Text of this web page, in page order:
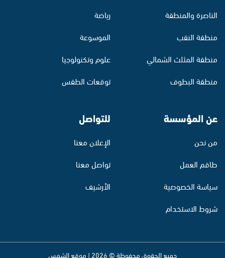
الناصرة والمنطقة
منطقة النقب
منطقة المثلث الشمالي
منطقة البطوف
رياضة
الموسوعة
علوم وتكنولوجيا
توقعات الطقس
عن المؤسسة
من نحن
طاقم العمل
سياسة الخصوصية
شروط الاستخدام
للتواصل
الإعلان معنا
تواصل معنا
الأرشيف
جميع الحقوق محفوظة © 2026 | موقع الشمس